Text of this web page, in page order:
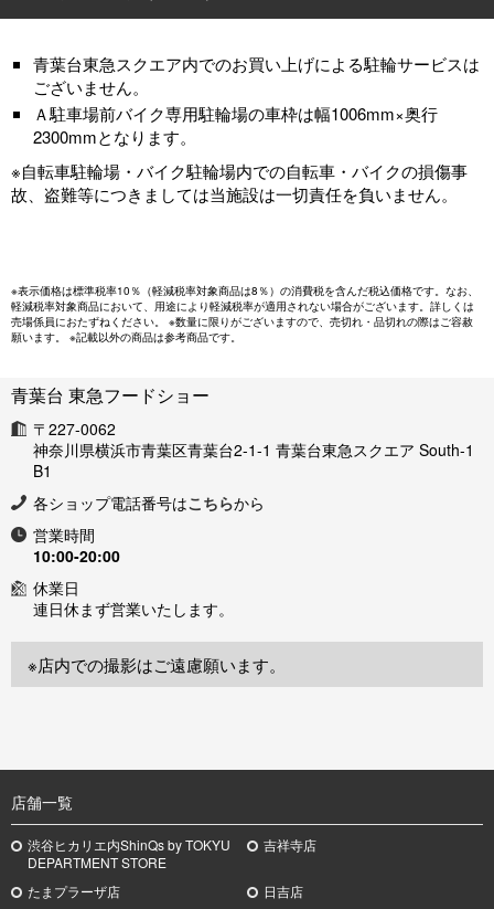
青葉台東急スクエア内でのお買い上げによる駐輪サービスは
ございません。
Ａ駐車場前バイク専用駐輪場の車枠は幅1006mm×奥行
2300mmとなります。
※自転車駐輪場・バイク駐輪場内での自転車・バイクの損傷事
故、盗難等につきましては当施設は一切責任を負いません。
※表示価格は標準税率10％（軽減税率対象商品は8％）の消費税を含んだ税込価格です。なお、
軽減税率対象商品において、用途により軽減税率が適用されない場合がございます。詳しくは
売場係員におたずねください。 ※数量に限りがございますので、売切れ・品切れの際はご容赦
願います。 ※記載以外の商品は参考商品です。
青葉台 東急フードショー
〒227-0062
神奈川県横浜市青葉区青葉台2-1-1 青葉台東急スクエア South-1
B1
各ショップ電話番号はこちらから
営業時間
10:00-20:00
休業日
連日休まず営業いたします。
※店内での撮影はご遠慮願います。
店舗一覧
渋谷ヒカリエ内ShinQs by TOKYU
DEPARTMENT STORE
吉祥寺店
たまプラーザ店
日吉店